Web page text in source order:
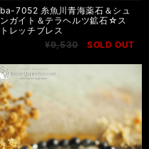
ba-7052 糸魚川青海薬石＆シュ
ンガイト＆テラヘルツ鉱石☆ス
トレッチブレス
¥9,530
SOLD OUT